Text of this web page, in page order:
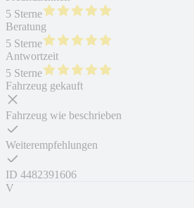
5 Sterne
Beratung
5 Sterne
Antwortzeit
5 Sterne
Fahrzeug gekauft
Fahrzeug wie beschrieben
Weiterempfehlungen
ID 4482391606
V